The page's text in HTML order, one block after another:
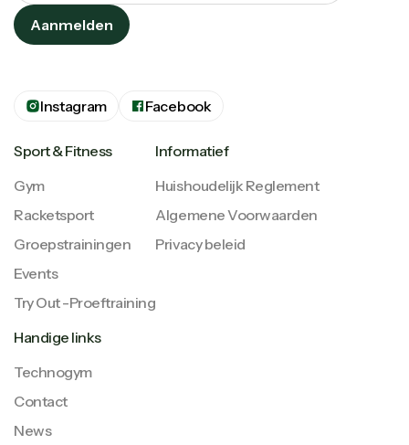
Instagram Facebook
Sport & Fitness
Gym
Racketsport
Groepstrainingen
Events
Try Out -Proeftraining
Informatief
Huishoudelijk Reglement
Algemene Voorwaarden
Privacy beleid
Handige links
Technogym
Contact
News